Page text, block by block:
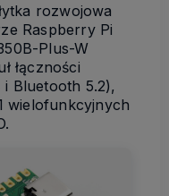
rozwojowa
Raspberry Pi
Plus-W
łączności
Bluetooth 5.2),
wielofunkcyjnych